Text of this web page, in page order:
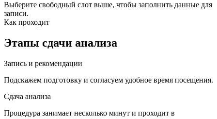
Выберите свободный слот выше, чтобы заполнить данные для
записи.
Как проходит
Этапы сдачи анализа
Запись и рекомендации
Подскажем подготовку и согласуем удобное время посещения.
Сдача анализа
Процедура занимает несколько минут и проходит в